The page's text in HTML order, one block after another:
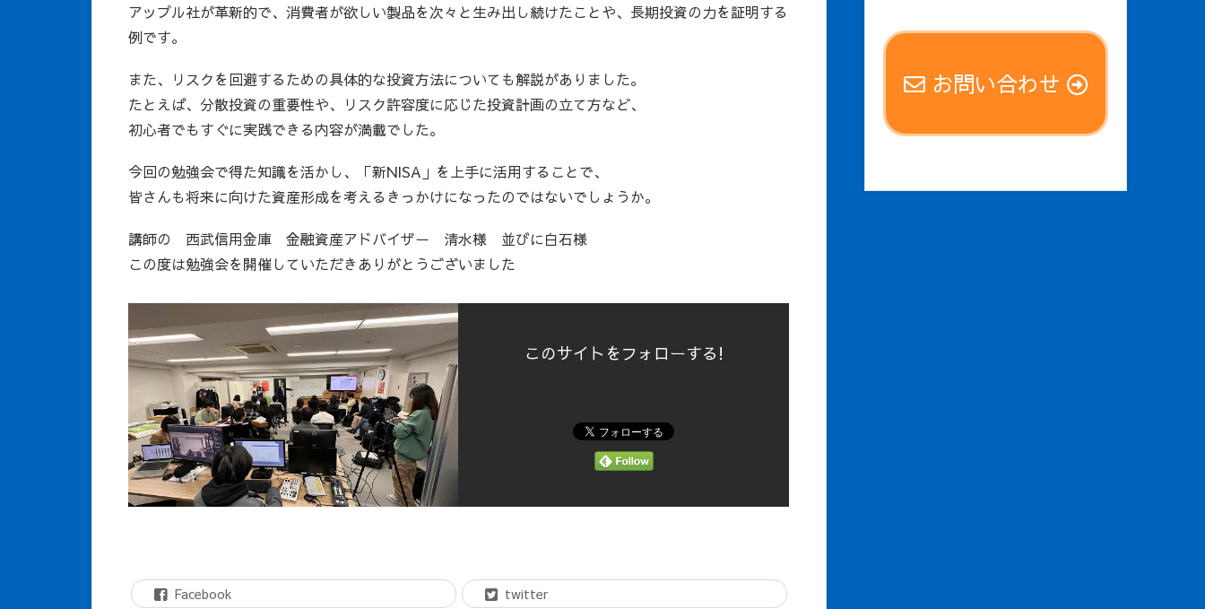
アップル社が革新的で、消費者が欲しい製品を次々と生み出し続けたことや、長期投資の力を証明する
例です。
また、リスクを回避するための具体的な投資方法についても解説がありました。
たとえば、分散投資の重要性や、リスク許容度に応じた投資計画の立て方など、
初心者でもすぐに実践できる内容が満載でした。
今回の勉強会で得た知識を活かし、「新NISA」を上手に活用することで、
皆さんも将来に向けた資産形成を考えるきっかけになったのではないでしょうか。
講師の 西武信用金庫 金融資産アドバイザー 清水様 並びに白石様
この度は勉強会を開催していただきありがとうございました
このサイトをフォローする!
Facebook twitter
お問い合わせ